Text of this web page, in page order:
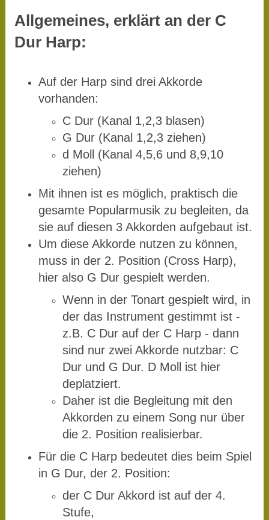
Allgemeines, erklärt an der C
Dur Harp:
Auf der Harp sind drei Akkorde
vorhanden:
C Dur (Kanal 1,2,3 blasen)
G Dur (Kanal 1,2,3 ziehen)
d Moll (Kanal 4,5,6 und 8,9,10
ziehen)
Mit ihnen ist es möglich, praktisch die
gesamte Popularmusik zu begleiten, da
sie auf diesen 3 Akkorden aufgebaut ist.
Um diese Akkorde nutzen zu können,
muss in der 2. Position (Cross Harp),
hier also G Dur gespielt werden.
Wenn in der Tonart gespielt wird, in
der das Instrument gestimmt ist -
z.B. C Dur auf der C Harp - dann
sind nur zwei Akkorde nutzbar: C
Dur und G Dur. D Moll ist hier
deplatziert.
Daher ist die Begleitung mit den
Akkorden zu einem Song nur über
die 2. Position realisierbar.
Für die C Harp bedeutet dies beim Spiel
in G Dur, der 2. Position:
der C Dur Akkord ist auf der 4.
Stufe,